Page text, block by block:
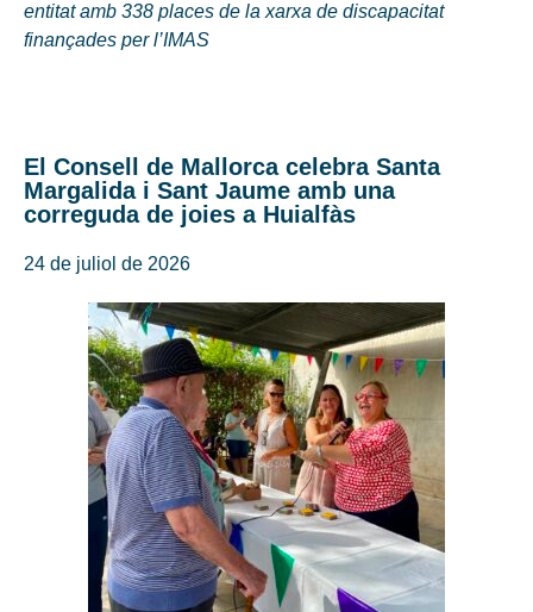
entitat amb 338 places de la xarxa de discapacitat
finançades per l’IMAS
El Consell de Mallorca celebra Santa
Margalida i Sant Jaume amb una
correguda de joies a Huialfàs
24 de juliol de 2026